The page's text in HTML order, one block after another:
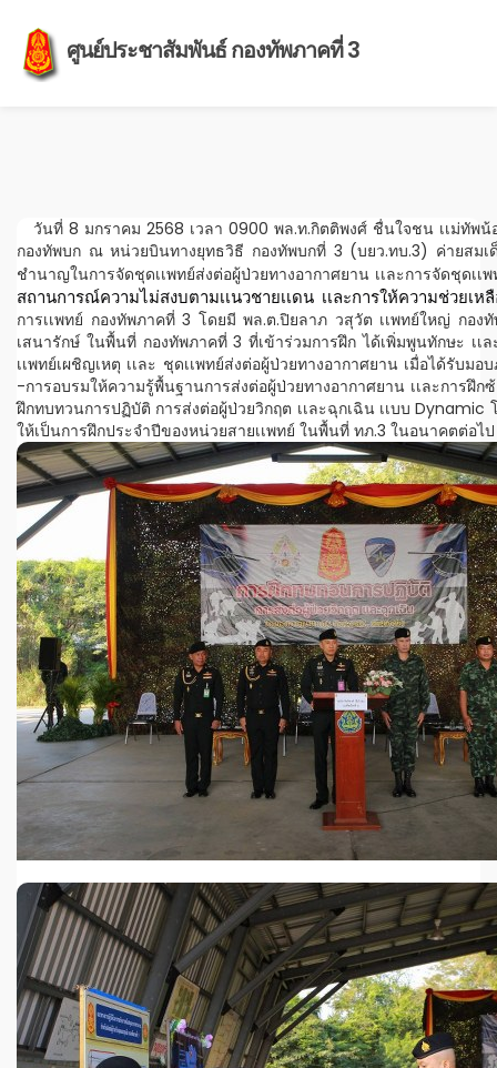
ศูนย์ประชาสัมพันธ์ กองทัพภาคที่ 3
วันที่ 8 มกราคม 2568 เวลา 0900 พล.ท.กิตติพงศ์ ชื่นใจชน เเม่ทัพน้
กองทัพบก ณ หน่วยบินทางยุทธวิธี กองทัพบกที่ 3 (บยว.ทบ.3) ค่ายสมเ
ชำนาญในการจัดชุดเเพทย์ส่งต่อผู้ป่วยทางอากาศยาน เเละการจัดชุดเ
สถานการณ์ความไม่สงบตามเเนวชายเเดน เเละการให้ความช่วย
การเเพทย์ กองทัพภาคที่ 3 โดยมี พล.ต.ปิยลาภ วสุวัต เเพทย์ใหญ่ กอ
เสนารักษ์ ในพื้นที่ กองทัพภาคที่ 3 ที่เข้าร่วมการฝึก ได้เพิ่มพูนทักษะ เ
เเพทย์เผชิญเหตุ เเละ ชุดเเพทย์ส่งต่อผู้ป่วยทางอากาศยาน เมื่อได้รับ
-การอบรมให้ความรู้พื้นฐานการส่งต่อผู้ป่วยทางอากาศยาน เเละการฝึ
ฝึกทบทวนการปฏิบัติ การส่งต่อผู้ป่วยวิกฤต เเละฉุกเฉิน เเบบ
ให้เป็นการฝึกประจำปีของหน่วยสายเเพทย์ ในพื้นที่ ทภ.3 ในอนาคตต่อไป